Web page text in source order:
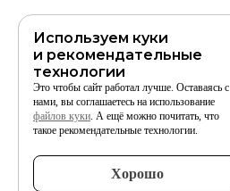
Используем куки
и рекомендательные
технологии
Это чтобы сайт работал лучше. Оставаясь с
нами, вы соглашаетесь на использование
файлов куки. А ещё можно почитать, что
такое рекомендательные технологии.
Хорошо